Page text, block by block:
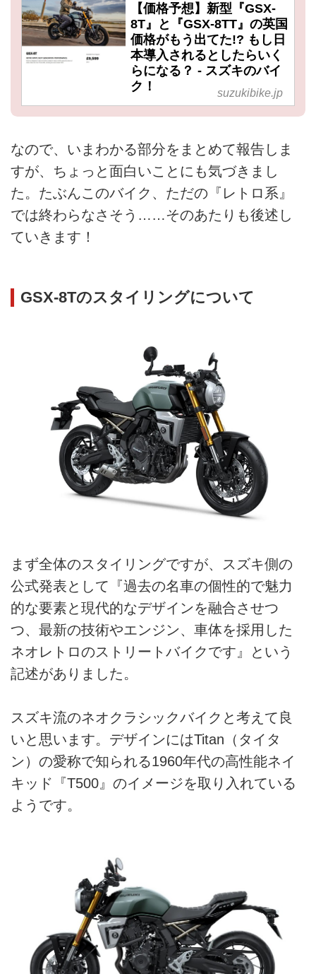
【価格予想】新型『GSX-
8T』と『GSX-8TT』の英国
価格がもう出てた!? もし日
本導入されるとしたらいく
らになる？ - スズキのバイ
ク！
suzukibike.jp
なので、いまわかる部分をまとめて報告しま
すが、ちょっと面白いことにも気づきまし
た。たぶんこのバイク、ただの『レトロ系』
では終わらなさそう……そのあたりも後述し
ていきます！
GSX-8Tのスタイリングについて
まず全体のスタイリングですが、スズキ側の
公式発表として『過去の名車の個性的で魅力
的な要素と現代的なデザインを融合させつ
つ、最新の技術やエンジン、車体を採用した
ネオレトロのストリートバイクです』という
記述がありました。
スズキ流のネオクラシックバイクと考えて良
いと思います。デザインにはTitan（タイタ
ン）の愛称で知られる1960年代の高性能ネイ
キッド『T500』のイメージを取り入れている
ようです。